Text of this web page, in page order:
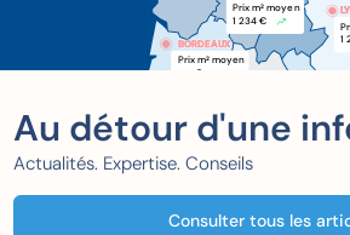
BORDEAUX
BORDEAUX
Prix m2 moyen
xxx €
Prix m2 moyen
1 234 €
1
Au détour d'une
Actualités. Expertise. Conseils
Consulter tous les